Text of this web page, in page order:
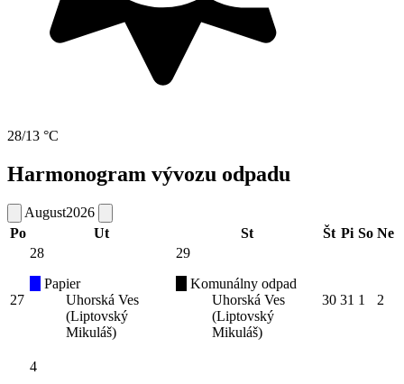
28/13 °C
Harmonogram vývozu odpadu
August2026
Po
Ut St Št Pi So Ne
27
28
Papier
Uhorská Ves
(Liptovský
Mikuláš)
29
Komunálny odpad
Uhorská Ves
(Liptovský
Mikuláš)
30 31 1 2
4